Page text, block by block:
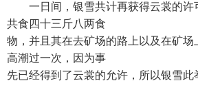
一日间，银雪共计再获得云裳的许
共食四十三斤八两食
物，并且其在去矿场的路上以及在矿场
高潮过一次，因为事
先已经得到了云裳的允许，所以银雪此